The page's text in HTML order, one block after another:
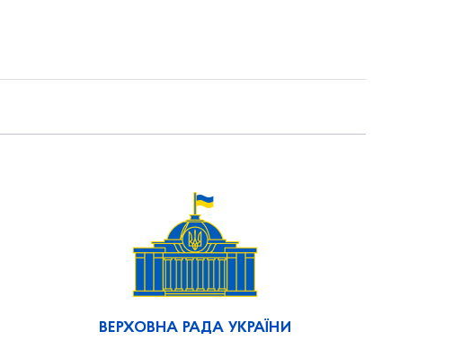
ВЕРХОВНА РАДА УКРАЇНИ